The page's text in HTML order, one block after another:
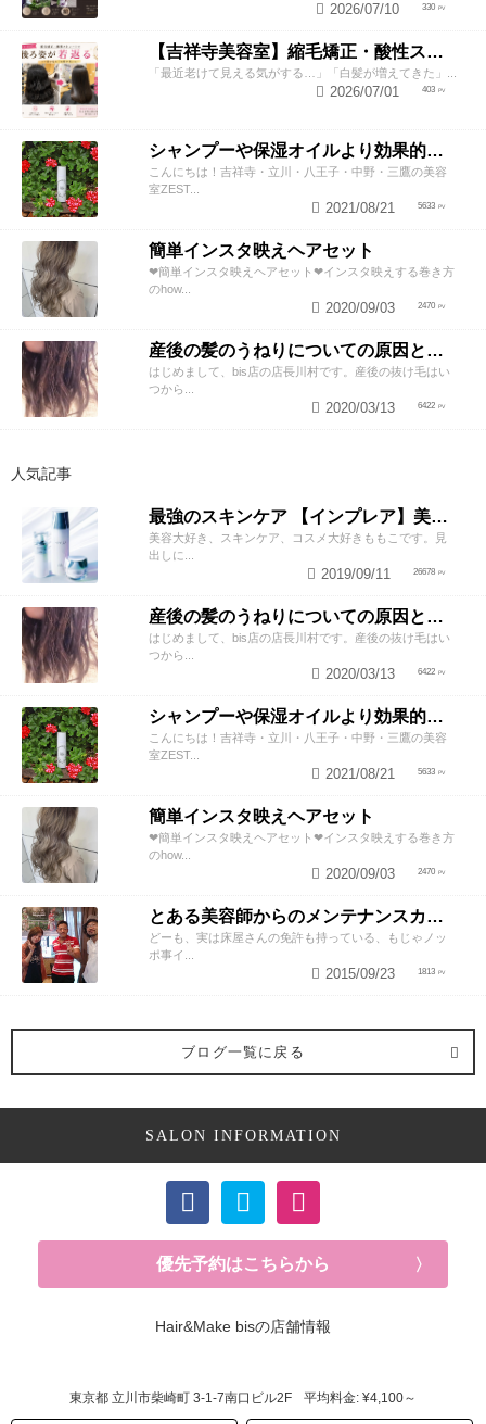
330
2026/07/10
【吉祥寺美容室】縮毛矯正・酸性ストレートで若返り！後ろ姿が変わると見た目年齢も変わる？
「最近老けて見える気がする…」「白髪が増えてきた」...
403
2026/07/01
シャンプーや保湿オイルより効果的！？美容師が教える頭皮の臭い＆乾燥ケアとは
こんにちは！吉祥寺・立川・八王子・中野・三鷹の美容
室ZEST...
5633
2021/08/21
簡単インスタ映えヘアセット
❤︎簡単インスタ映えヘアセット❤︎インスタ映えする巻き方
のhow...
2470
2020/09/03
産後の髪のうねりについての原因と対策！
はじめまして、bis店の店長川村です。産後の抜け毛はい
つから...
6422
2020/03/13
人気記事
最強のスキンケア 【インプレア】美容師がオススメする、神ポイント5つ公開！
美容大好き、スキンケア、コスメ大好きももこです。見
出しに...
26678
2019/09/11
産後の髪のうねりについての原因と対策！
はじめまして、bis店の店長川村です。産後の抜け毛はい
つから...
6422
2020/03/13
シャンプーや保湿オイルより効果的！？美容師が教える頭皮の臭い＆乾燥ケアとは
こんにちは！吉祥寺・立川・八王子・中野・三鷹の美容
室ZEST...
5633
2021/08/21
簡単インスタ映えヘアセット
❤︎簡単インスタ映えヘアセット❤︎インスタ映えする巻き方
のhow...
2470
2020/09/03
とある美容師からのメンテナンスカットのススメ
どーも、実は床屋さんの免許も持っている、もじゃノッ
ポ事イ...
1813
2015/09/23
ブログ一覧に戻る
SALON INFORMATION
優先予約はこちらから
Hair&Make bisの店舗情報
東京都 立川市柴崎町 3-1-7南口ビル2F 平均料金: ¥4,100～